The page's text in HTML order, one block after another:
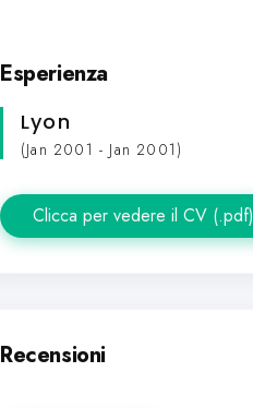
Esperienza
Lyon
(Jan 2001 - Jan 2001)
Clicca per vedere il CV (.pdf)
Recensioni